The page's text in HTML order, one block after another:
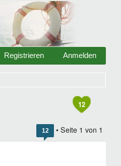
Anmelden
Registrieren
12
12 • Seite 1 von 1